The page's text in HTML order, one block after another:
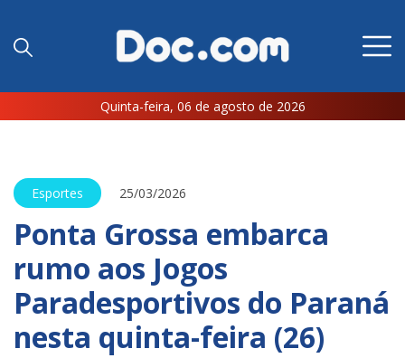
Quinta-feira, 06 de agosto de 2026
Esportes 25/03/2026
Ponta Grossa embarca
rumo aos Jogos
Paradesportivos do Paraná
nesta quinta-feira (26)